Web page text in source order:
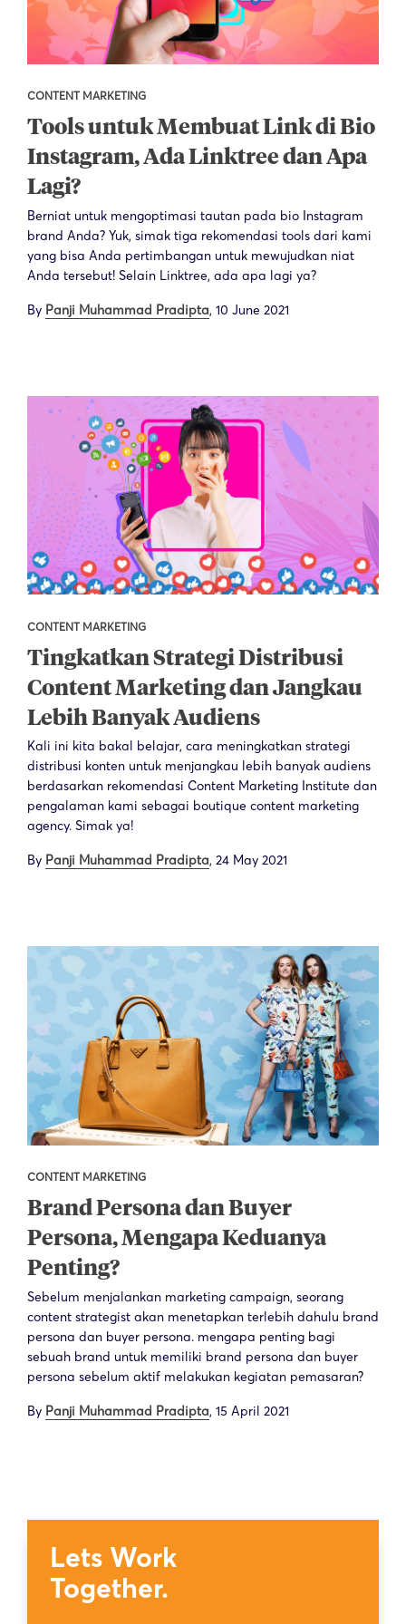
CONTENT MARKETING
Tools untuk Membuat Link di Bio
Instagram, Ada Linktree dan Apa
Lagi?
Berniat untuk mengoptimasi tautan pada bio Instagram
brand Anda? Yuk, simak tiga rekomendasi tools dari kami
yang bisa Anda pertimbangan untuk mewujudkan niat
Anda tersebut! Selain Linktree, ada apa lagi ya?
By Panji Muhammad Pradipta, 10 June 2021
CONTENT MARKETING
Tingkatkan Strategi Distribusi
Content Marketing dan Jangkau
Lebih Banyak Audiens
Kali ini kita bakal belajar, cara meningkatkan strategi
distribusi konten untuk menjangkau lebih banyak audiens
berdasarkan rekomendasi Content Marketing Institute dan
pengalaman kami sebagai boutique content marketing
agency. Simak ya!
By Panji Muhammad Pradipta, 24 May 2021
CONTENT MARKETING
Brand Persona dan Buyer
Persona, Mengapa Keduanya
Penting?
Sebelum menjalankan marketing campaign, seorang
content strategist akan menetapkan terlebih dahulu brand
persona dan buyer persona. mengapa penting bagi
sebuah brand untuk memiliki brand persona dan buyer
persona sebelum aktif melakukan kegiatan pemasaran?
By Panji Muhammad Pradipta, 15 April 2021
Lets Work
Together.